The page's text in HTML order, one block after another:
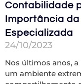
Contabilidade
Importância
Especializada
24/10/2023
Nos últimos anos,
um ambiente